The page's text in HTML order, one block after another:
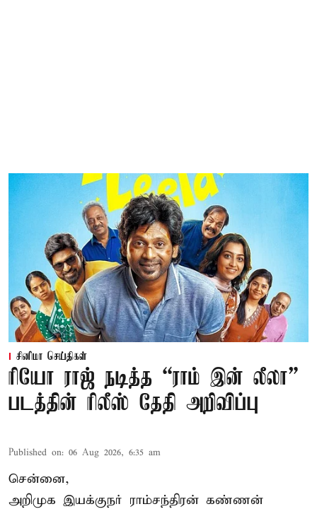
சினிமா செய்திகள்
ரியோ ராஜ் நடித்த “ராம் இன் லீலா”
படத்தின் ரிலீஸ் தேதி அறிவிப்பு
Published on: 06 Aug 2026, 6:35 am
சென்னை,
அறிமுக இயக்குநர் ராம்சந்திரன் கண்ணன்